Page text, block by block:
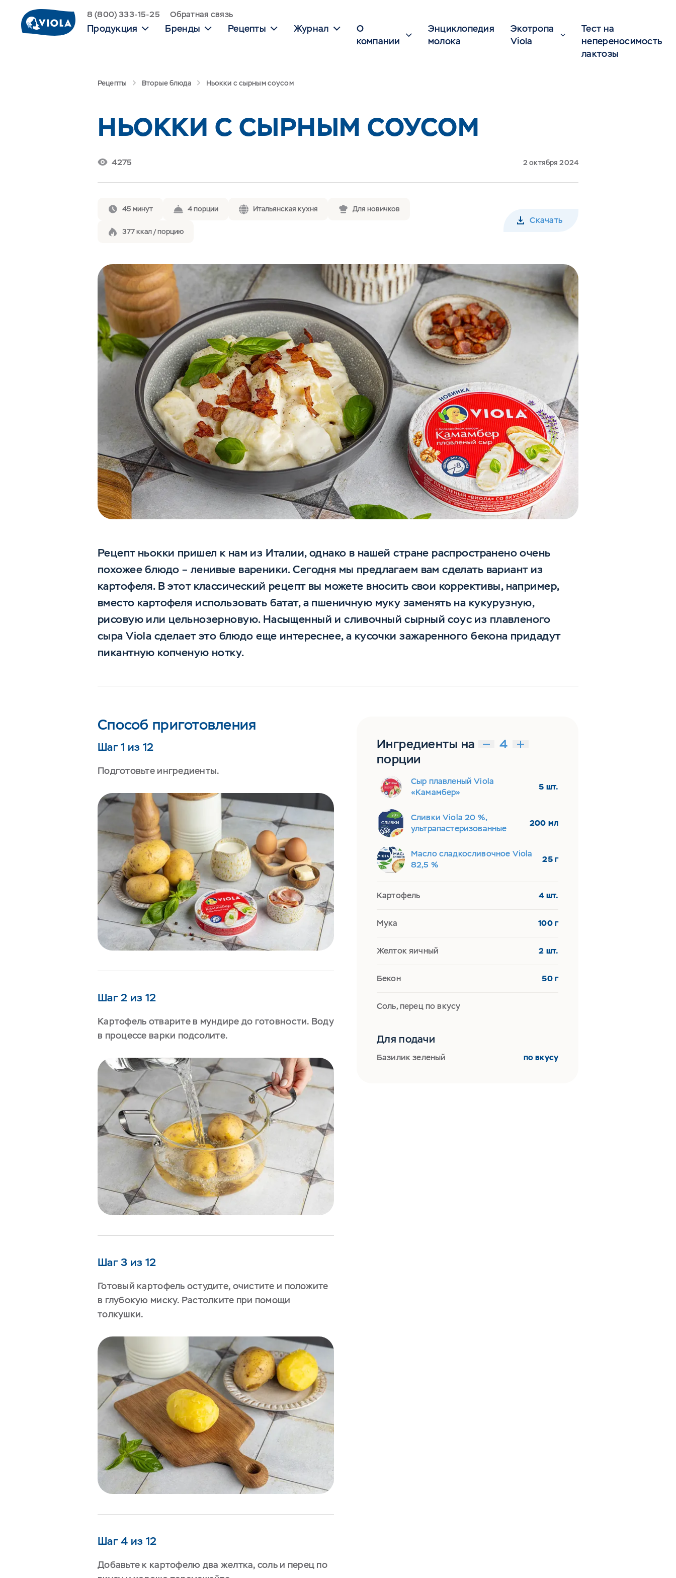
8 (800) 333-15-25 Обратная связь
Продукция Бренды Рецепты Журнал
О
компании
Энциклопедия
молока
Экотропа
Viola
Тест на
непереносимость
лактозы
Рецепты Вторые блюда Ньокки с сырным соусом
НЬОККИ С СЫРНЫМ СОУСОМ
4275 2 октября 2024
45 минут 4 порции Итальянская кухня Для новичков
377 ккал / порцию
Скачать
Рецепт ньокки пришел к нам из Италии, однако в нашей стране распространено очень
похожее блюдо – ленивые вареники. Сегодня мы предлагаем вам сделать вариант из
картофеля. В этот классический рецепт вы можете вносить свои коррективы, например,
вместо картофеля использовать батат, а пшеничную муку заменять на кукурузную,
рисовую или цельнозерновую. Насыщенный и сливочный сырный соус из плавленого
сыра Viola сделает это блюдо еще интереснее, а кусочки зажаренного бекона придадут
пикантную копченую нотку.
Способ приготовления
Шаг 1 из 12
Подготовьте ингредиенты.
Шаг 2 из 12
Картофель отварите в мундире до готовности. Воду
в процессе варки подсолите.
Шаг 3 из 12
Готовый картофель остудите, очистите и положите
в глубокую миску. Растолките при помощи
толкушки.
Шаг 4 из 12
Добавьте к картофелю два желтка, соль и перец по
Ингредиенты на
порции
Сыр плавленый Viola
«Камамбер»
5 шт.
Сливки Viola 20 %,
ультрапастеризованные
200 мл
Масло сладкосливочное Viola
82,5 %
25 г
Картофель 4 шт.
Мука 100 г
Желток яичный 2 шт.
Бекон 50 г
Соль, перец по вкусу
Для подачи
Базилик зеленый по вкусу